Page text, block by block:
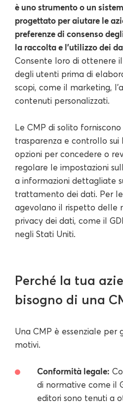
è uno strumento o un
progettato per aiutare le
preferenze di consenso
la raccolta e l'utilizzo dei
Consente loro di ottenere
degli utenti prima di
scopi, come il marketing,
contenuti personalizzati.
Le CMP di solito
trasparenza e controllo
opzioni per concedere o
regolare le impostazioni
a informazioni dettagliate
trattamento dei dati. Per
agevolano il rispetto delle
privacy dei dati, come il
negli Stati Uniti.
Perché la tua
bisogno di una
Una CMP è essenziale per
motivi.
Conformità legale:
di normative come il
editori sono tenuti a